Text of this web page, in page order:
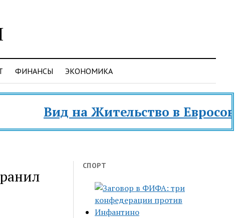
ФИНАНСЫ ЭКОНОМИКА
Вид на Жительство в Евросоюзе и
СПОРТ